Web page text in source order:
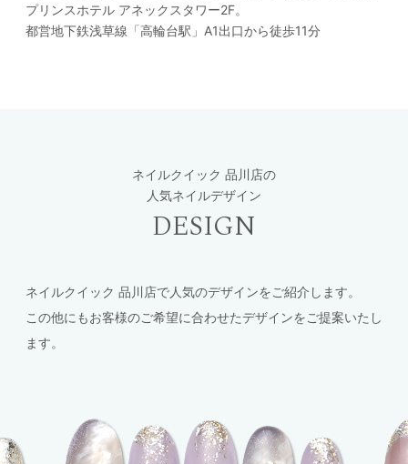
プリンスホテル アネックスタワー2F。
都営地下鉄浅草線「高輪台駅」A1出口から徒歩11分
ネイルクイック 品川店の
人気ネイルデザイン
DESIGN
ネイルクイック 品川店で人気のデザインをご紹介します。
この他にもお客様のご希望に合わせたデザインをご提案いたし
ます。